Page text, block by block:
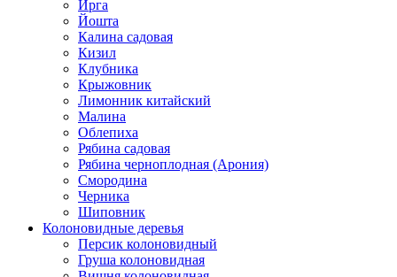
Ирга
Йошта
Калина садовая
Кизил
Клубника
Крыжовник
Лимонник китайский
Малина
Облепиха
Рябина садовая
Рябина черноплодная (Арония)
Смородина
Черника
Шиповник
Колоновидные деревья
Персик колоновидный
Груша колоновидная